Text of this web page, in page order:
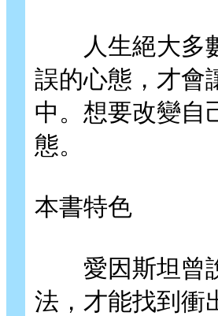
人生絕大多數
誤的心態，才會
中。想要改變自
態。
本書特色
愛因斯坦曾說
法，才能找到衝